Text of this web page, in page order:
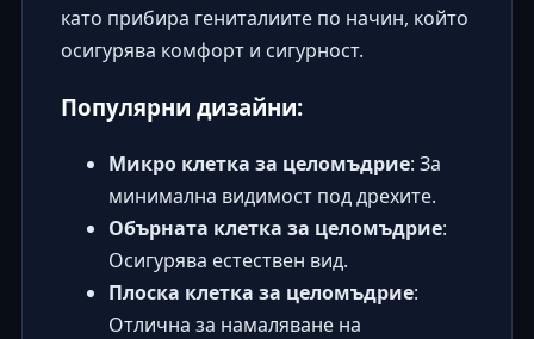
като прибира гениталиите по начин, който
осигурява комфорт и сигурност.
Популярни дизайни:
Микро клетка за целомъдрие: За
минимална видимост под дрехите.
Обърната клетка за целомъдрие:
Осигурява естествен вид.
Плоска клетка за целомъдрие:
Отлична за намаляване на